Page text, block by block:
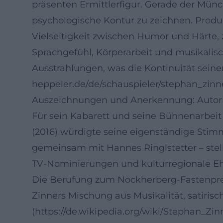
präsenten Ermittlerfigur. Gerade der
psychologische Kontur zu zeichnen.
Vielseitigkeit zwischen Humor und
Sprachgefühl, Körperarbeit und
Ausstrahlungen, was die Kontinuität
heppeler.de/de/schauspieler/
Auszeichnungen und Anerkennung:
Für sein Kabarett und seine
(2016) würdigte seine eigenständige
gemeinsam mit Hannes Ringlstetter –
TV-Nominierungen und kulturregionale
Die Berufung zum Nockherberg-
Zinners Mischung aus Musikalität,
(https://de.wikipedia.org/wiki/